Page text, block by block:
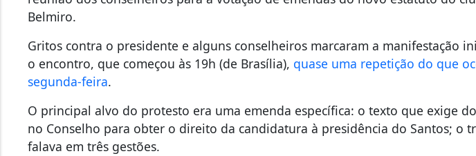
Belmiro.
Gritos contra o presidente e alguns conselheiros marcaram a manifestação
o encontro, que começou às 19h (de Brasília), quase uma repetição do que
segunda-feira.
O principal alvo do protesto era uma emenda específica: o texto que exige
no Conselho para obter o direito da candidatura à presidência do Santos; o
falava em três gestões.